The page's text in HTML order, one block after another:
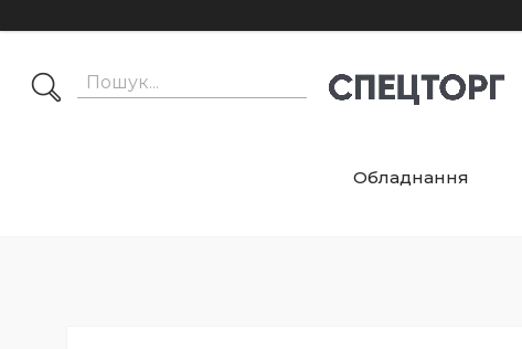
Обладнання